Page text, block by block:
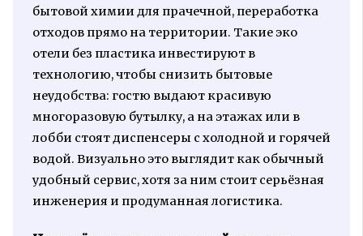
бытовой химии для прачечной, переработка
отходов прямо на территории. Такие эко
отели без пластика инвестируют в
технологию, чтобы снизить бытовые
неудобства: гостю выдают красивую
многоразовую бутылку, а на этажах или в
лобби стоят диспенсеры с холодной и горячей
водой. Визуально это выглядит как обычный
удобный сервис, хотя за ним стоит серьёзная
инженерия и продуманная логистика.